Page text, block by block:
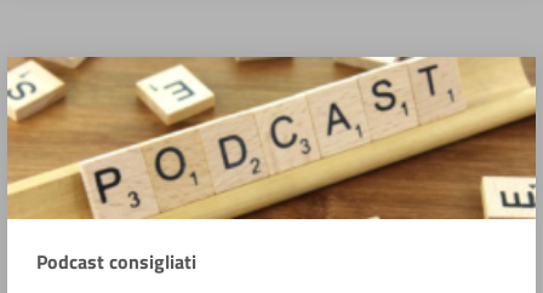
Podcast consigliati